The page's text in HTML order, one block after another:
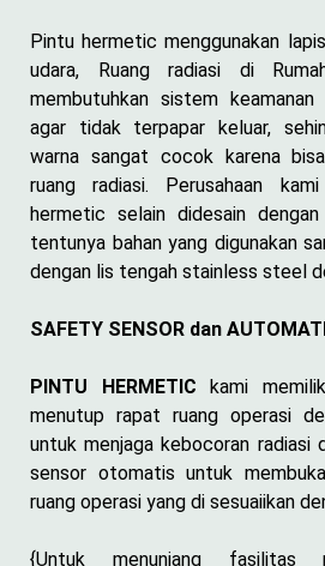
Pintu hermetic menggunakan
udara, Ruang radiasi di
membutuhkan sistem
agar tidak terpapar keluar,
warna sangat cocok karena
ruang radiasi. Perusahaan
hermetic selain didesain
tentunya bahan yang digunakan
dengan lis tengah stainless steel
SAFETY SENSOR dan
PINTU HERMETIC kami
menutup rapat ruang operasi
untuk menjaga kebocoran radiasi
sensor otomatis untuk
ruang operasi yang di sesuaiikan
{Untuk menunjang fasilitas